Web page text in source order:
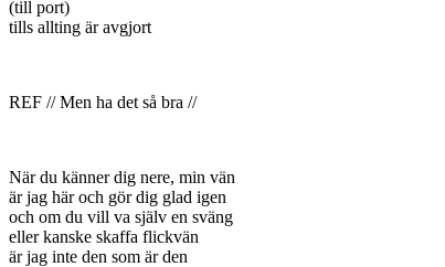
(till port)
tills allting är avgjort
REF // Men ha det så bra //
När du känner dig nere, min vän
är jag här och gör dig glad igen
och om du vill va själv en sväng
eller kanske skaffa flickvän
är jag inte den som är den